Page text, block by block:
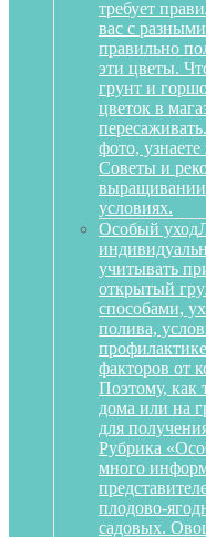
требует
вас с
правильно
эти цветы.
грунт и
цветок в
фото,
Советы и
выращивании
условиях.
Особый уход
учитывать
открытый
способами,
полива,
факторов от
Поэтому, как
дома или на
для
Рубрика
много
плодово-
садовых.